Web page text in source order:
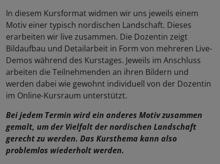
In diesem Kursformat widmen wir uns jeweils einem
Motiv einer typisch nordischen Landschaft. Dieses
erarbeiten wir live zusammen. Die Dozentin zeigt
Bildaufbau und Detailarbeit in Form von mehreren Live-
Demos während des Kurstages. Jeweils im Anschluss
arbeiten die Teilnehmenden an ihren Bildern und
werden dabei wie gewohnt individuell von der Dozentin
im Online-Kursraum unterstützt.
Bei jedem Termin wird ein anderes Motiv zusammen
gemalt, um der Vielfalt der nordischen Landschaft
gerecht zu werden. Das Kursthema kann also
problemlos wiederholt werden.